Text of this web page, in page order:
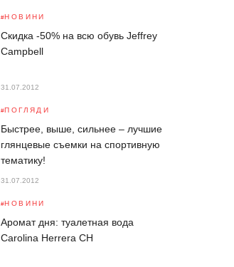
НОВИНИ
Скидка -50% на всю обувь Jeffrey
Campbell
31.07.2012
ПОГЛЯДИ
Быстрее, выше, сильнее – лучшие
глянцевые съемки на спортивную
тематику!
31.07.2012
НОВИНИ
Аромат дня: туалетная вода
Carolina Herrera CH